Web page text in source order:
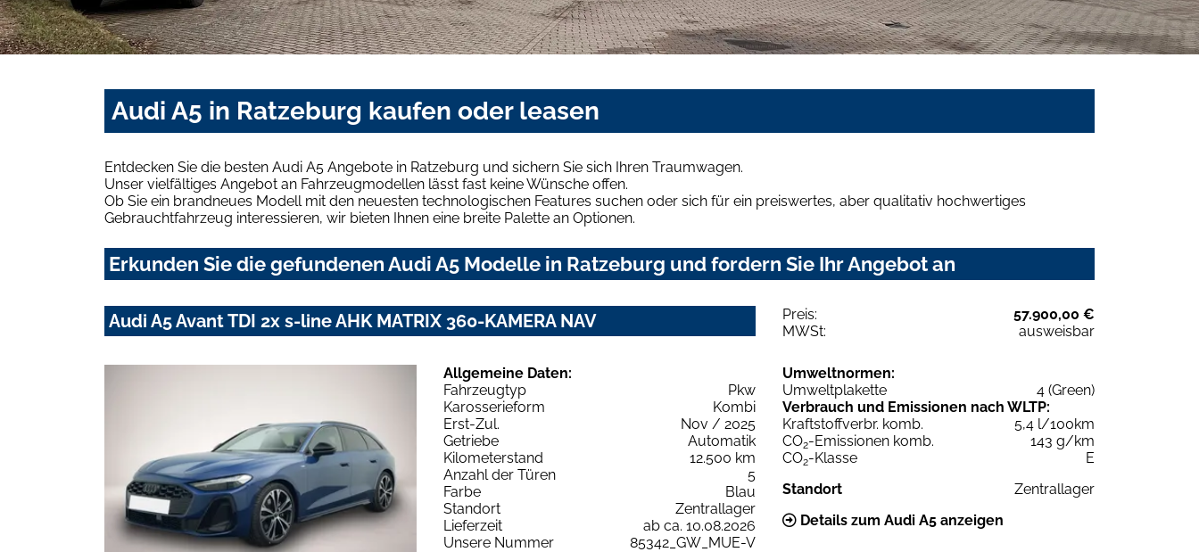
Audi A5 in Ratzeburg kaufen oder leasen
Entdecken Sie die besten Audi A5 Angebote in Ratzeburg und sichern Sie sich Ihren Traumwagen.
Unser vielfältiges Angebot an Fahrzeugmodellen lässt fast keine Wünsche offen.
Ob Sie ein brandneues Modell mit den neuesten technologischen Features suchen oder sich für ein preiswertes, aber qualitativ hochwertiges
Gebrauchtfahrzeug interessieren, wir bieten Ihnen eine breite Palette an Optionen.
Erkunden Sie die gefundenen Audi A5 Modelle in Ratzeburg und fordern Sie Ihr Angebot an
Audi A5 Avant TDI 2x s-line AHK MATRIX 360-KAMERA NAV Preis:
57.900,00 €
MWSt:
ausweisbar
Allgemeine Daten:
Fahrzeugtyp
Pkw
Karosserieform
Kombi
Erst-Zul.
Nov / 2025
Getriebe
Automatik
Kilometerstand
12.500 km
Anzahl der Türen
5
Farbe
Blau
Standort
Zentrallager
Lieferzeit
ab ca. 10.08.2026
Unsere Nummer
85342_GW_MUE-V
Umweltnormen:
Umweltplakette
4 (Green)
Verbrauch und Emissionen nach WLTP:
Kraftstoffverbr. komb.
5,4 l/100km
CO2-Emissionen komb.
143 g/km
CO2-Klasse
E
Standort
Zentrallager
Details zum Audi A5 anzeigen